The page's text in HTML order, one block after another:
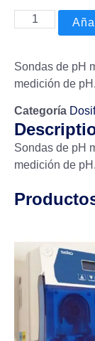
Sondas de pH
medición de pH.
Categoría
Sondas de pH
medición de pH.